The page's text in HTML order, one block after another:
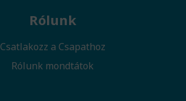
Rólunk
Csatlakozz a Csapathoz
Rólunk mondtátok